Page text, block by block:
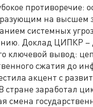
противоречие:
на высшем
системных
Доклад ЦИПКР –
ключевой вывод:
сжатия до
акцент с
заработал
смена